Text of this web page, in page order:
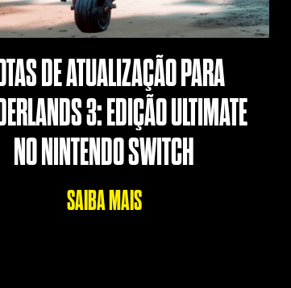
DE ATUALIZAÇÃO PARA
3: EDIÇÃO ULTIMATE
NO NINTENDO SWITCH
SAIBA MAIS